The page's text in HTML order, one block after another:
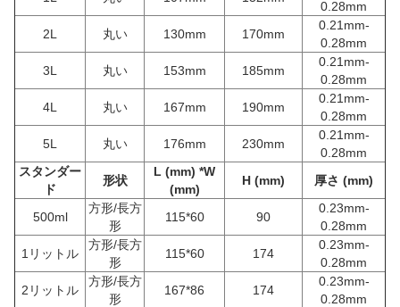
0.28mm
2L
丸い 130mm 170mm
0.21mm-
0.28mm
3L
丸い 153mm 185mm
0.21mm-
0.28mm
4L
丸い 167mm 190mm
0.21mm-
0.28mm
5L
丸い 176mm 230mm
0.21mm-
0.28mm
スタンダー
ド
形状
L (mm) *W
(mm)
H (mm) 厚さ (mm)
500ml
方形/長方
形
115*60 90
0.23mm-
0.28mm
1リットル
方形/長方
形
115*60 174
0.23mm-
0.28mm
2リットル
方形/長方
形
167*86 174
0.23mm-
0.28mm